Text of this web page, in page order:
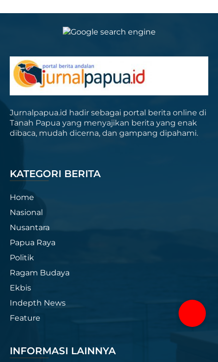
Jurnalpapua.id hadir sebagai portal berita online di
Tanah Papua yang menyajikan berita yang enak
dibaca, mudah dicerna, dan gampang dipahami.
KATEGORI BERITA
Home
Nasional
Nusantara
Papua Raya
Politik
Ragam Budaya
Ekbis
Indepth News
Feature
INFORMASI LAINNYA